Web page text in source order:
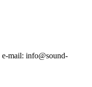
e-mail: info@sound-